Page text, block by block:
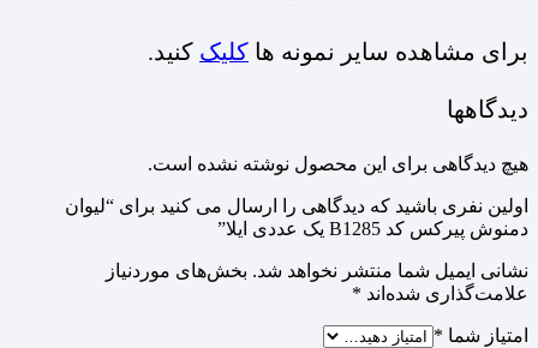
برای مشاهده سایر نمونه ها کلیک کنید.
دیدگاهها
هیچ دیدگاهی برای این محصول نوشته نشده است.
اولین نفری باشید که دیدگاهی را ارسال می کنید برای “لیوان
دمنوش پیرکس کد B1285 یک عددی ایلا”
نشانی ایمیل شما منتشر نخواهد شد. بخش‌های موردنیاز
علامت‌گذاری شده‌اند *
امتیاز شما *